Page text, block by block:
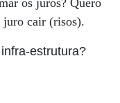
os juros? Quero
juro cair (risos).
estrutura?